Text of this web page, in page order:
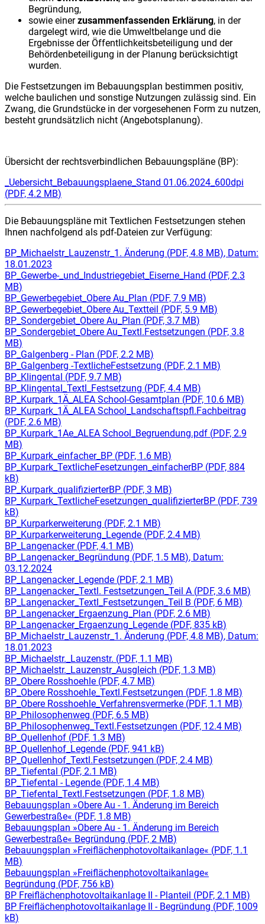
Begründung,
sowie einerzusammenfassenden Erklärung, in der
dargelegt wird, wie die Umweltbelange und die
Ergebnisse der Öffentlichkeitsbeteiligung und der
Behördenbeteiligung in der Planung berücksichtigt
wurden.
Die Festsetzungen im Bebauungsplan bestimmen positiv,
welche baulichen und sonstige Nutzungen zulässig sind. Ein
Zwang, die Grundstücke in der vorgesehenen Form zu nutzen,
besteht grundsätzlich nicht (Angebotsplanung).
Übersicht der rechtsverbindlichen Bebauungspläne (BP):
_Uebersicht_Bebauungsplaene_Stand 01.06.2024_600dpi
(PDF, 4.2 MB)
Die Bebauungspläne mit Textlichen Festsetzungen stehen
Ihnen nachfolgend als pdf-Dateien zur Verfügung:
BP_Michaelstr_Lauzenstr_1. Änderung (PDF, 4.8 MB), Datum:
18.01.2023
BP_Gewerbe-_und_Industriegebiet_Eiserne_Hand (PDF, 2.3
MB)
BP_Gewerbegebiet_Obere Au_Plan (PDF, 7.9 MB)
BP_Gewerbegebiet_Obere Au_Textteil (PDF, 5.9 MB)
BP_Sondergebiet_Obere Au_Plan (PDF, 3.7 MB)
BP_Sondergebiet_Obere Au_Textl.Festsetzungen (PDF, 3.8
MB)
BP_Galgenberg - Plan (PDF, 2.2 MB)
BP_Galgenberg -TextlicheFestsetzung (PDF, 2.1 MB)
BP_Klingental (PDF, 9.7 MB)
BP_Klingental_Textl_Festsetzung (PDF, 4.4 MB)
BP_Kurpark_1Ä_ALEA School-Gesamtplan (PDF, 10.6 MB)
BP_Kurpark_1Ä_ALEA School_Landschaftspfl.Fachbeitrag
(PDF, 2.6 MB)
BP_Kurpark_1Ae_ALEA School_Begruendung.pdf (PDF, 2.9
MB)
BP_Kurpark_einfacher_BP (PDF, 1.6 MB)
BP_Kurpark_TextlicheFesetzungen_einfacherBP (PDF, 884
kB)
BP_Kurpark_qualifizierterBP (PDF, 3 MB)
BP_Kurpark_TextlicheFesetzungen_qualifizierterBP (PDF, 739
kB)
BP_Kurparkerweiterung (PDF, 2.1 MB)
BP_Kurparkerweiterung_Legende (PDF, 2.4 MB)
BP_Langenacker(PDF, 4.1 MB)
BP_Langenacker_Begründung (PDF, 1.5 MB), Datum:
03.12.2024
BP_Langenacker_Legende (PDF, 2.1 MB)
BP_Langenacker_Textl. Festsetzungen_Teil A (PDF, 3.6 MB)
BP_Langenacker_Textl_Festsetzungen_Teil B (PDF, 6 MB)
BP_Langenacker_Ergaenzung_Plan (PDF, 2.6 MB)
BP_Langenacker_Ergaenzung_Legende (PDF, 835 kB)
BP_Michaelstr_Lauzenstr_1. Änderung (PDF, 4.8 MB), Datum:
18.01.2023
BP_Michaelstr._Lauzenstr. (PDF, 1.1 MB)
BP_Michaelstr._Lauzenstr_Ausgleich (PDF, 1.3 MB)
BP_Obere Rosshoehle (PDF, 4.7 MB)
BP_Obere Rosshoehle_Textl.Festsetzungen (PDF, 1.8 MB)
BP_Obere Rosshoehle_Verfahrensvermerke (PDF, 1.1 MB)
BP_Philosophenweg (PDF, 6.5 MB)
BP_Philosophenweg_Textl.Festsetzungen (PDF, 12.4 MB)
BP_Quellenhof (PDF, 1.3 MB)
BP_Quellenhof_Legende (PDF, 941 kB)
BP_Quellenhof_Textl.Festsetzungen (PDF, 2.4 MB)
BP_Tiefental (PDF, 2.1 MB)
BP_Tiefental - Legende (PDF, 1.4 MB)
BP_Tiefental_Textl.Festsetzungen (PDF, 1.8 MB)
Bebauungsplan »Obere Au - 1. Änderung im Bereich
Gewerbestraße« (PDF, 1.8 MB)
Bebauungsplan »Obere Au - 1. Änderung im Bereich
Gewerbestraße« Begründung (PDF, 2 MB)
Bebauungsplan »Freiflächenphotovoltaikanlage« (PDF, 1.1
MB)
Bebauungsplan »Freiflächenphotovoltaikanlage«
Begründung (PDF, 756 kB)
BP Freiflächenphotovoltaikanlage II - Planteil (PDF, 2.1 MB)
BP Freiflächenphotovoltaikanlage II - Begründung (PDF, 1009
kB)